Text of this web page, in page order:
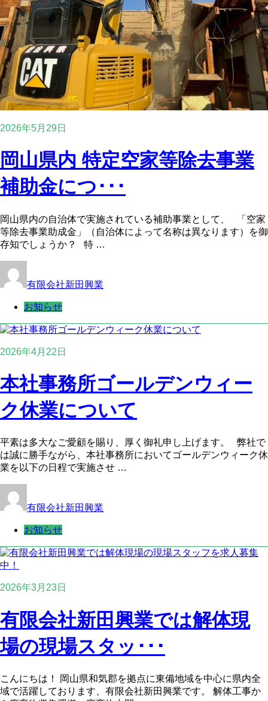
2026年5月29日
岡山県内 特定空家等除去事業
補助金につ･･･
岡山県内の自治体で実施されている補助事業として、 「空家
等除去事業助成金」（自治体によって名称は異なります）を御
存知でしょうか？ 特 …
有限会社新田興業
お知らせ
2026年4月22日
本社事務所ゴールデンウィー
ク休業について
平素は多大なご愛顧を賜り、厚く御礼申し上げます。 弊社で
は誠に勝手ながら、本社事務所においてゴールデンウィーク休
業を以下の日程で実施させ …
有限会社新田興業
お知らせ
2026年3月23日
有限会社新田興業では解体現
場の現場スタッ･･･
こんにちは！ 岡山県和気郡を拠点に東備地域を中心に県内全
域で活躍しております、有限会社新田興業です。 解体工事か